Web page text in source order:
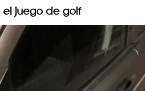
el juego de golf